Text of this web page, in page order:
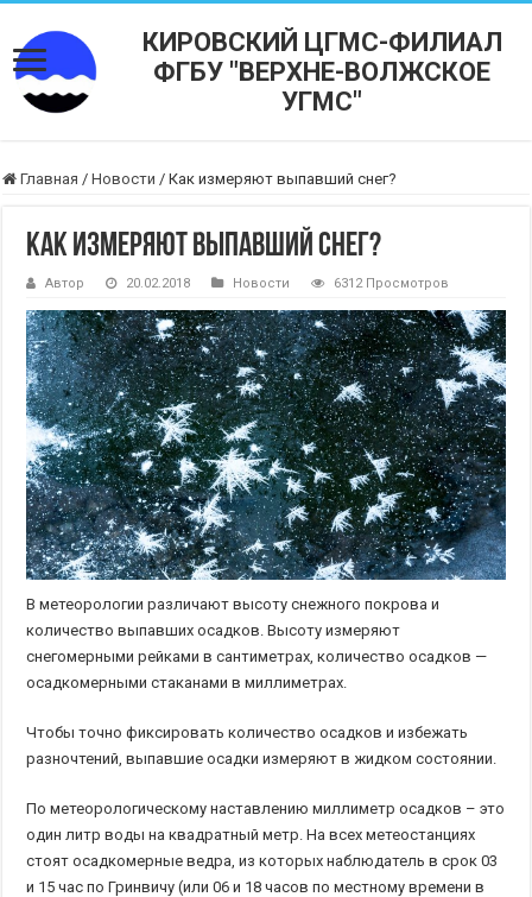
КИРОВСКИЙ ЦГМС-ФИЛИАЛ
ФГБУ "ВЕРХНЕ-ВОЛЖСКОЕ
УГМС"
Главная / Новости / Как измеряют выпавший снег?
Как измеряют выпавший снег?
Автор 20.02.2018 Новости 6312 Просмотров
В метеорологии различают высоту снежного покрова и
количество выпавших осадков. Высоту измеряют
снегомерными рейками в сантиметрах, количество осадков —
осадкомерными стаканами в миллиметрах.
Чтобы точно фиксировать количество осадков и избежать
разночтений, выпавшие осадки измеряют в жидком состоянии.
По метеорологическому наставлению миллиметр осадков – это
один литр воды на квадратный метр. На всех метеостанциях
стоят осадкомерные ведра, из которых наблюдатель в срок 03
и 15 час по Гринвичу (или 06 и 18 часов по местному времени в